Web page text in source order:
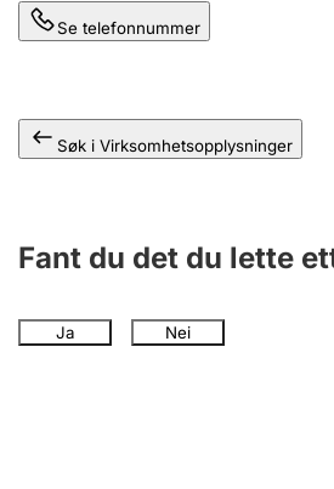
Andre tema
Se telefonnummer
Søk i Virksomhetsopplysninger
Fant du det du lette
Ja Nei